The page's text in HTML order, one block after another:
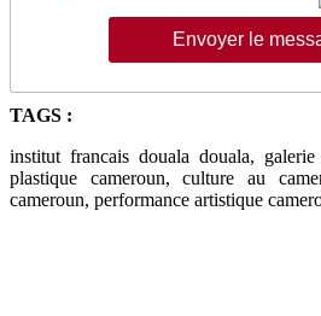
TAGS :
institut francais douala douala,
plastique cameroun, culture au
cameroun, performance artistique